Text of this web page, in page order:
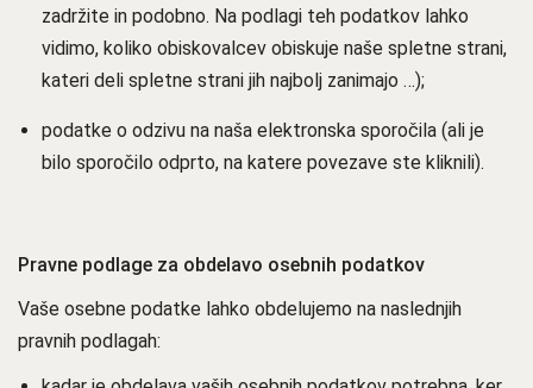
zadržite in podobno. Na podlagi teh podatkov lahko
vidimo, koliko obiskovalcev obiskuje naše spletne strani,
kateri deli spletne strani jih najbolj zanimajo …);
podatke o odzivu na naša elektronska sporočila (ali je
bilo sporočilo odprto, na katere povezave ste kliknili).
Pravne podlage za obdelavo osebnih podatkov
Vaše osebne podatke lahko obdelujemo na naslednjih
pravnih podlagah: